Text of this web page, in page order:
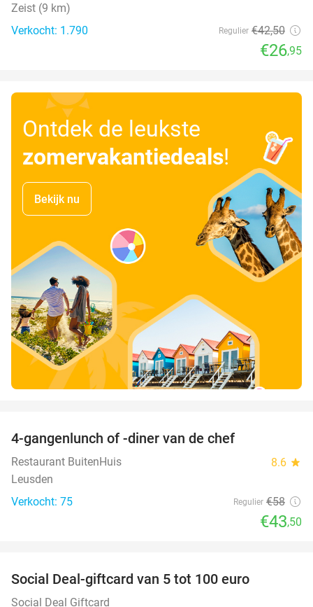
Zeist (9 km)
Verkocht: 1.790
Regulier €42,50
€26,95
Ontdek de leukste
zomervakantiedeals!
Bekijk nu
4-gangenlunch of -diner van de chef
Restaurant BuitenHuis 8.6 star
Leusden
Verkocht: 75
Regulier €58
€43,50
Social Deal-giftcard van 5 tot 100 euro
Social Deal Giftcard